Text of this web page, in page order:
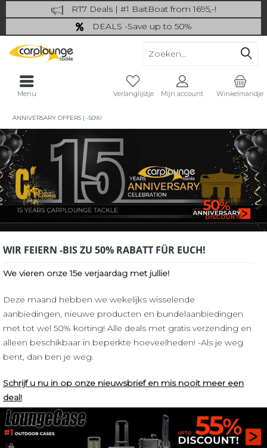
RT7 Deals | #1 BaitBoat from 1695,-!
Catch more: upgrade your fishing now!
DEALS -Save up to 50%
last Chance: ... if gone then gone
Winkelmandje
Verlanglijstje Mijn account
Menu
ANNIVERSARY OFFERS | -50%!
WIR FEIERN -BIS ZU 50% RABATT FÜR EUCH!
We vieren onze 15e verjaardag met jullie!
Deze maand hebben we wekelijks wisselende
aanbiedingen, nieuwe producten en bundelaanbiedingen
met tot wel 50% korting! Alle deals met gratis verzending en
alleen beschikbaar in beperkte hoeveelheden! -Als je weg
bent, dan ben je weg.
Schrijf u nu in op onze nieuwsbrief en mis nooit meer een
deal!